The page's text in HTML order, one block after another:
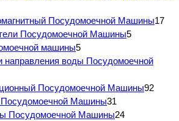
Посудомоечной Машины17
Посудомоечной Машины5
машины5
направления воды Посудомоечной
Посудомоечной Машины92
Посудомоечной Машины31
Посудомоечной Машины24